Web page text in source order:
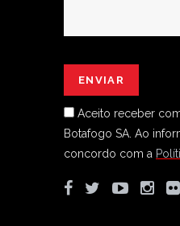
Aceito receber
Botafogo SA. Ao
concordo com a